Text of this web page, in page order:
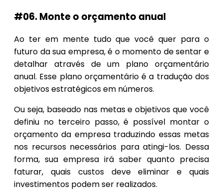
#06. Monte o orçamento anual
Ao ter em mente tudo que você quer para o
futuro da sua empresa, é o momento de sentar e
detalhar através de um plano orçamentário
anual. Esse plano orçamentário é a tradução dos
objetivos estratégicos em números.
Ou seja, baseado nas metas e objetivos que você
definiu no terceiro passo, é possível montar o
orçamento da empresa traduzindo essas metas
nos recursos necessários para atingi-los. Dessa
forma, sua empresa irá saber quanto precisa
faturar, quais custos deve eliminar e quais
investimentos podem ser realizados.